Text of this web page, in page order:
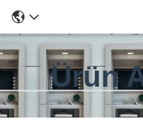
Ürün